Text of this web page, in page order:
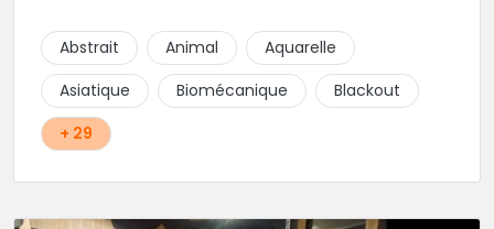
religieux ou du chicanos. Romain son frère sera vous
combler par sa finesse pour des pièces comme le
mandala, l'ornemental ou la calligraphie pour le
bonheur des futurs tatoués. Il y a aussi Léa, Maureen,
Fat, Tom, Sento, Lily, des artistes hors normes. Il n'y a
qu'à regarder les pièces sélectionnées ici pour
Abstrait Animal
Aquarelle
Asiatique
Biomécanique
Blackout
+ 29